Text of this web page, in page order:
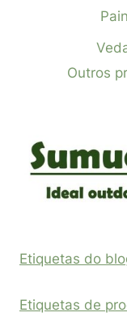
Outros
Etiquetas do
Etiquetas de